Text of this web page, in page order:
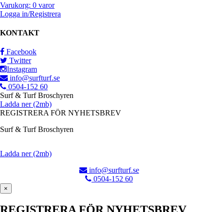
Varukorg: 0 varor
Logga in/Registrera
KONTAKT
Facebook
Twitter
Instagram
info@surfturf.se
0504-152 60
Surf & Turf Broschyren
Ladda ner (2mb)
REGISTRERA FÖR NYHETSBREV
Surf & Turf Broschyren
Ladda ner (2mb)
info@surfturf.se
0504-152 60
×